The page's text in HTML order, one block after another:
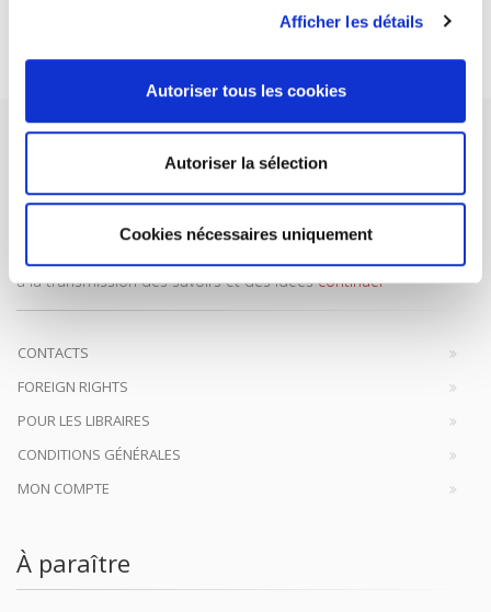
Afficher les détails
Autoriser tous les cookies
Autoriser la sélection
Cookies nécessaires uniquement
Maison d'édition dédiée aux sciences humaines et sociales, les
Presses de Sciences Po participent depuis leur création en 1976
à la transmission des savoirs et des idéescontinuer
CONTACTS
FOREIGN RIGHTS
POUR LES LIBRAIRES
CONDITIONS GÉNÉRALES
MON COMPTE
À paraître